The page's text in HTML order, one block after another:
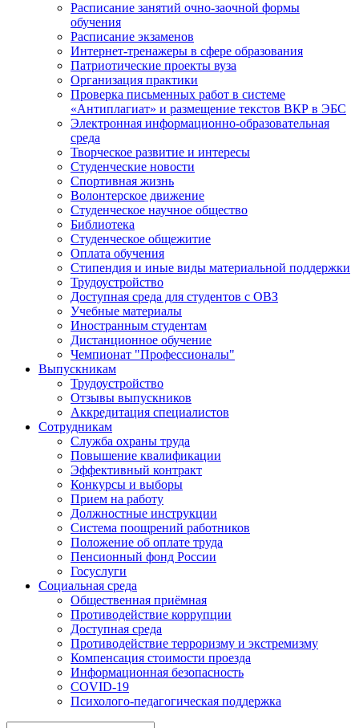
Расписание занятий очно-заочной формы
обучения
Расписание экзаменов
Интернет-тренажеры в сфере образования
Патриотические проекты вуза
Организация практики
Проверка письменных работ в системе
«Антиплагиат» и размещение текстов ВКР в ЭБС
Электронная информационно-образовательная
среда
Творческое развитие и интересы
Студенческие новости
Спортивная жизнь
Волонтерское движение
Студенческое научное общество
Библиотека
Студенческое общежитие
Оплата обучения
Стипендия и иные виды материальной поддержки
Трудоустройство
Доступная среда для студентов с ОВЗ
Учебные материалы
Иностранным студентам
Дистанционное обучение
Чемпионат "Профессионалы"
Выпускникам
Трудоустройство
Отзывы выпускников
Аккредитация специалистов
Сотрудникам
Служба охраны труда
Повышение квалификации
Эффективный контракт
Конкурсы и выборы
Прием на работу
Должностные инструкции
Система поощрений работников
Положение об оплате труда
Пенсионный фонд России
Госуслуги
Социальная среда
Общественная приёмная
Противодействие коррупции
Доступная среда
Противодействие терроризму и экстремизму
Компенсация стоимости проезда
Информационная безопасность
COVID-19
Психолого-педагогическая поддержка